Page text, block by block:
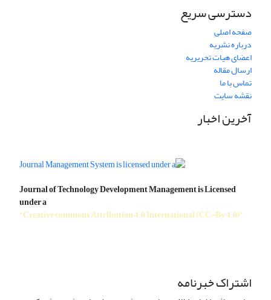
دسترسی سریع
صفحه اصلی
درباره نشریه
اعضای هیات تحریریه
ارسال مقاله
تماس با ما
نقشه سایت
آخرین اخبار
Journal of Technology Development Management is Licensed
under a
"Creative commons Attribution 4.0 International (CC-By 4.0)"
اشتراک خبرنامه